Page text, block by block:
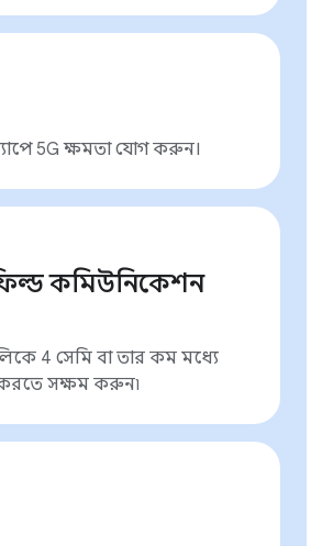
5G ক্ষমতা যোগ করুন।
কমিউনিকেশন
4 সেমি বা তার কম মধ্যে
সক্ষম করুন৷